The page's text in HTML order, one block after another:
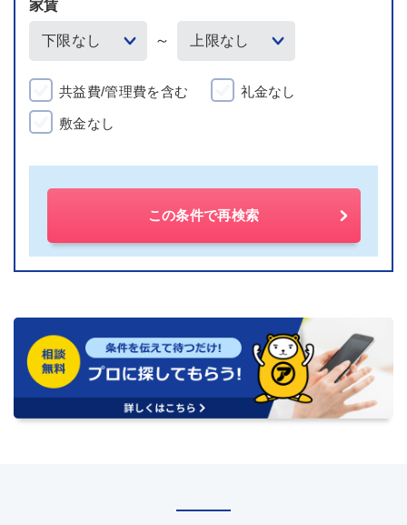
家賃
～
共益費/管理費を含む 礼金なし
敷金なし
この条件で再検索